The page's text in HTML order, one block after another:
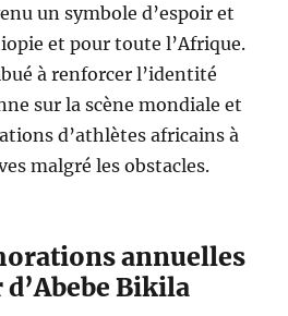
un symbole d’espoir et
et pour toute l’Afrique.
à renforcer l’identité
sur la scène mondiale et
d’athlètes africains à
malgré les obstacles.
annuelles
Bikila